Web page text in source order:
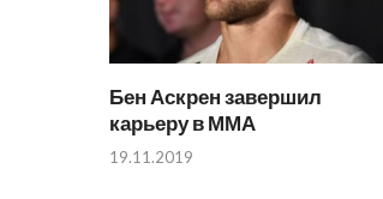
Бен Аскрен завершил
карьеру в ММА
19.11.2019